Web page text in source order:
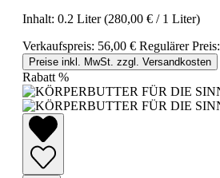
Inhalt: 0.2 Liter(280,00 € / 1 Liter)
Verkaufspreis: 56,00 € Regulärer Preis:
Preise inkl. MwSt. zzgl. Versandkosten
Rabatt %